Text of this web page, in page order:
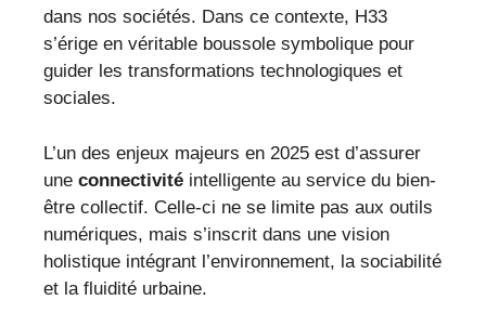
dans nos sociétés. Dans ce contexte, H33
s’érige en véritable boussole symbolique pour
guider les transformations technologiques et
sociales.
L’un des enjeux majeurs en 2025 est d’assurer
une connectivité intelligente au service du bien-
être collectif. Celle-ci ne se limite pas aux outils
numériques, mais s’inscrit dans une vision
holistique intégrant l’environnement, la sociabilité
et la fluidité urbaine.